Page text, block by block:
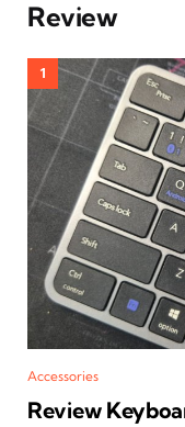
Review
Accessories
Review